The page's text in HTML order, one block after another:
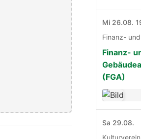
Mi 26.08.
Finanz-
(FGA)
Sa 29.08.